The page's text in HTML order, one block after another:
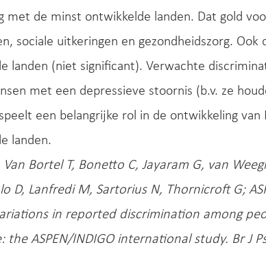
met de minst ontwikkelde landen. Dat gold
sociale uitkeringen en gezondheidszorg.
landen (niet significant). Verwachte
met een depressieve stoornis (b.v. ze
een belangrijke rol in de ontwikkeling
landen.
Van Bortel T, Bonetto C, Jayaram G, van
D, Lanfredi M, Sartorius N, Thornicroft G;
in reported discrimination among
the ASPEN/INDIGO international study. Br J